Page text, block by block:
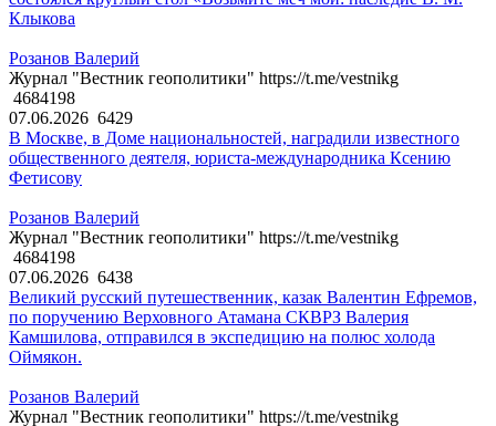
Клыкова
Розанов Валерий
Журнал "Вестник геополитики" https://t.me/vestnikg
4684198
07.06.2026 6429
В Москве, в Доме национальностей, наградили известного
общественного деятеля, юриста-международника Ксению
Фетисову
Розанов Валерий
Журнал "Вестник геополитики" https://t.me/vestnikg
4684198
07.06.2026 6438
Великий русский путешественник, казак Валентин Ефремов,
по поручению Верховного Атамана СКВРЗ Валерия
Камшилова, отправился в экспедицию на полюс холода
Оймякон.
Розанов Валерий
Журнал "Вестник геополитики" https://t.me/vestnikg